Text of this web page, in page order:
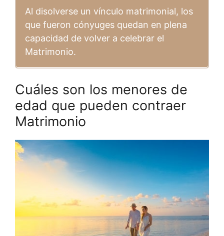
Al disolverse un vínculo matrimonial, los
que fueron cónyuges quedan en plena
capacidad de volver a celebrar el
Matrimonio.
Cuáles son los menores de
edad que pueden contraer
Matrimonio